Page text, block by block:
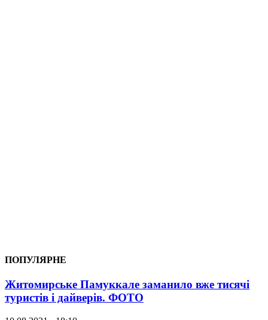
ПОПУЛЯРНЕ
Житомирське Памуккале заманило вже тисячі
туристів і дайверів. ФОТО